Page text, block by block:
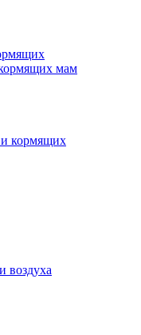
мам
кормящих
воздуха